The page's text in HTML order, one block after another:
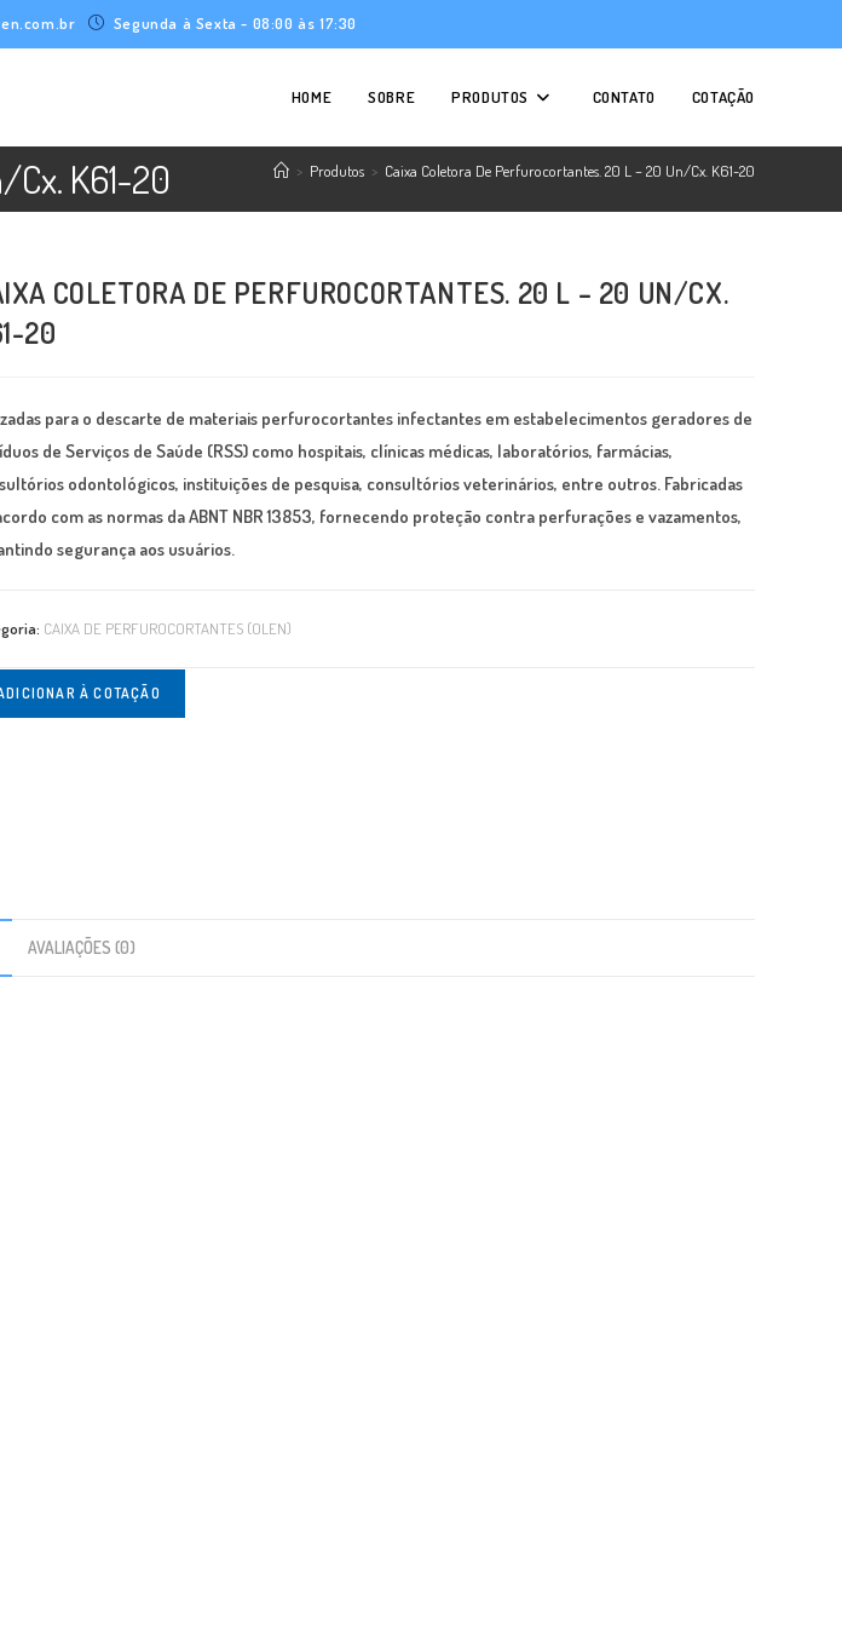
Segunda à Sexta - 08:00 às 17:30
HOME SOBRE PRODUTOS CONTATO COTAÇÃO
K61-20 > Produtos > Caixa Coletora De Perfurocortantes. 20 L – 20 Un/Cx. K61-20
COLETORA DE PERFUROCORTANTES. 20 L – 20 UN/CX.
20
para o descarte de materiais perfurocortantes infectantes em estabelecimentos geradores de
de Serviços de Saúde (RSS) como hospitais, clínicas médicas, laboratórios, farmácias,
odontológicos, instituições de pesquisa, consultórios veterinários, entre outros. Fabricadas
com as normas da ABNT NBR 13853, fornecendo proteção contra perfurações e vazamentos,
segurança aos usuários.
CAIXA DE PERFUROCORTANTES (OLEN)
À COTAÇÃO
AVALIAÇÕES (0)